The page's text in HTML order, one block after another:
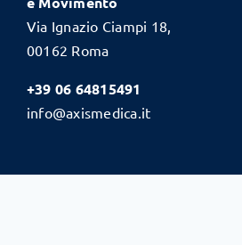
Via Ignazio Ciampi 18,
00162 Roma
+39 06 64815491
info@axismedica.it